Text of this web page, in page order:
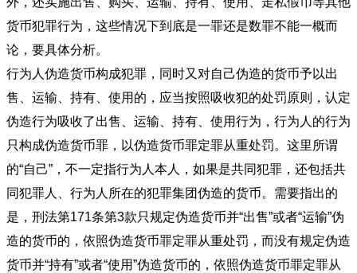
货币犯罪行为，这些情况下到底是一罪还是数罪不能一概而
论，要具体分析。
行为人伪造货币构成犯罪，同时又对自己伪造的货币予以出
售、运输、持有、使用的，应当按照吸收犯的处罚原则，认定
伪造行为吸收了出售、运输、持有、使用行为，行为人的行为
只构成伪造货币罪，以伪造货币罪定罪从重处罚。这里所谓
的“自己”，不一定指行为人本人，如果是共同犯罪，还包括共
同犯罪人、行为人所在的犯罪集团伪造的货币。需要指出的
是，刑法第171条第3款只规定伪造货币并“出售”或者“运输”伪
造的货币的，依照伪造货币罪定罪从重处罚，而没有规定伪造
货币并“持有”或者“使用”伪造货币的，依照伪造货币罪定罪从